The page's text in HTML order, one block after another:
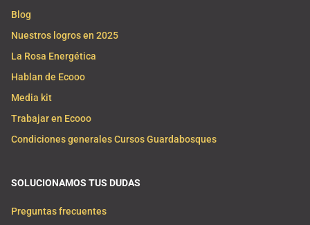
Blog
Nuestros logros en 2025
La Rosa Energética
Hablan de Ecooo
Media kit
Trabajar en Ecooo
Condiciones generales Cursos Guardabosques
SOLUCIONAMOS TUS DUDAS
Preguntas frecuentes